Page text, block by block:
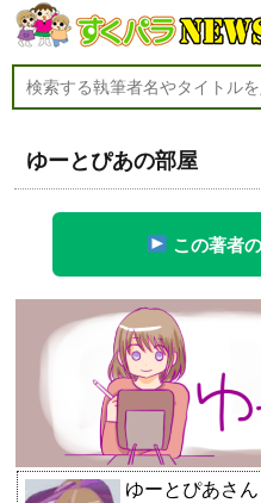
ゆーとぴあの部屋
この著者
ゆーとぴあさん